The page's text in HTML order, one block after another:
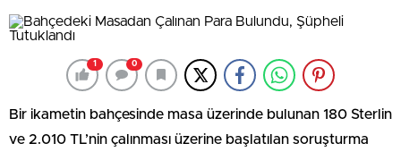
1 0
Bir ikametin bahçesinde masa üzerinde bulunan 180 Sterlin
ve 2.010 TL’nin çalınması üzerine başlatılan soruşturma